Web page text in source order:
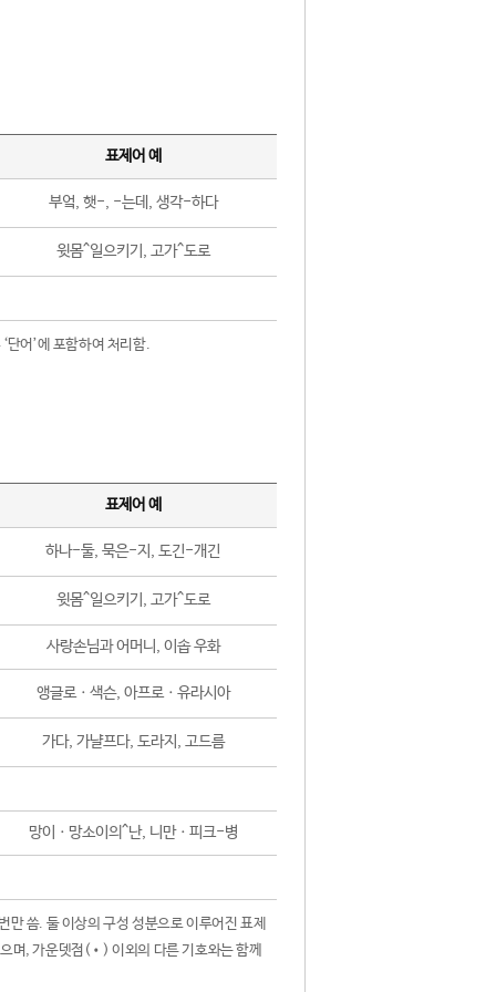
표제어 예
부엌, 햇-, -는데, 생각-하다
윗몸^일으키기, 고가^도로
단어’에 포함하여 처리함.
표제어 예
하나-둘, 묵은-지, 도긴-개긴
윗몸^일으키기, 고가^도로
사랑손님과 어머니, 이솝 우화
앵글로ㆍ색슨, 아프로ㆍ유라시아
가다, 가냘프다, 도라지, 고드름
망이ㆍ망소이의^난, 니만ㆍ피크-병
씀. 둘 이상의 구성 성분으로 이루어진 표제
며, 가운뎃점(•) 이외의 다른 기호와는 함께